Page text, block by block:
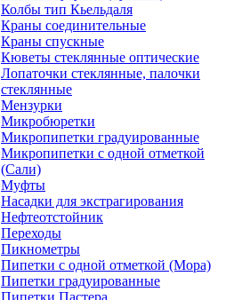
Колбы тип Кьельдаля
Краны соединительные
Краны спускные
Кюветы стеклянные оптические
Лопаточки стеклянные, палочки
стеклянные
Мензурки
Микробюретки
Микропипетки градуированные
Микропипетки с одной отметкой
(Сали)
Муфты
Насадки для экстрагирования
Нефтеотстойник
Переходы
Пикнометры
Пипетки с одной отметкой (Мора)
Пипетки градуированные
Пипетки Пастера